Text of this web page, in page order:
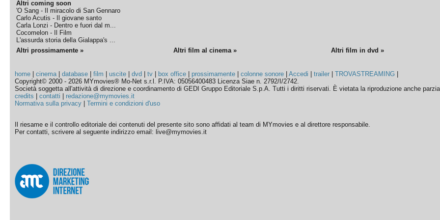
Altri coming soon
'O Sang - Il miracolo di San Gennaro
Carlo Acutis - Il giovane santo
Carla Lonzi - Dentro e fuori dal m...
Cocomelon - Il Film
L'assurda storia della Gialappa's ...
Altri prossimamente » Altri film al cinema » Altri film in dvd »
home |cinema|database |film |uscite |dvd |tv box office prossimamente |colonne sonore |Accedi |trailer |TROVASTREAMING
Copyright© 2000 - 2026 MYmovies® Mo-Net s.r.l. P.IVA: 05056400483 Licenza Siae n. 2792/I/2742.
Società soggetta all'attività di direzione e coordinamento di GEDI Gruppo Editoriale S.p.A. Tutti i diritti riservati. È vietata la riproduzione anche
credits |contatti
redazione@mymovies.it
Normativa sulla privacy |Termini e condizioni d'uso
Il riesame e il controllo editoriale dei contenuti del presente sito sono affidati al team di MYmovies e al direttore responsabile.
Per contatti, scrivere al seguente indirizzo email: live@mymovies.it